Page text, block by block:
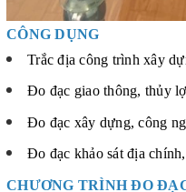
CÔNG DỤNG
Trắc địa công trình xây
Đo đạc giao thông, thủy
Đo đạc xây dựng, công
Đo đạc khảo sát địa
CHƯƠNG TRÌNH ĐO